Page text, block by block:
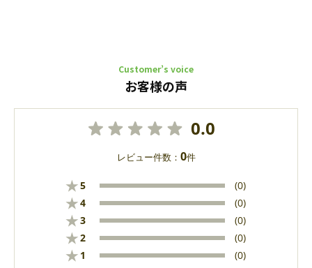
Customer’s voice
お客様の声
0.0
レビュー件数： 0件
★5 (0)
★4 (0)
★3 (0)
★2 (0)
★ 1 (0)